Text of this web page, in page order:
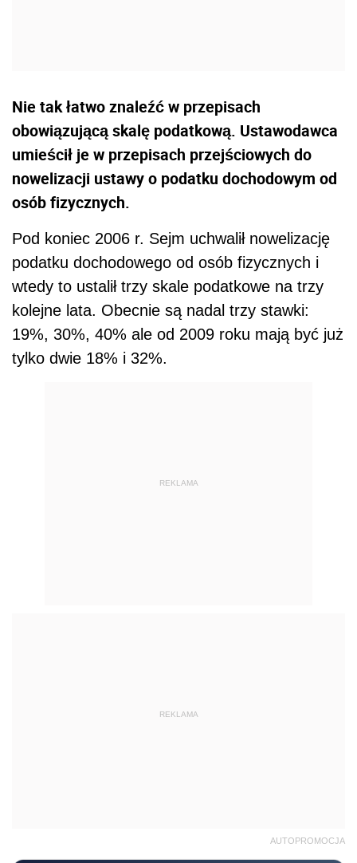
Nie tak łatwo znaleźć w przepisach
obowiązującą skalę podatkową. Ustawodawca
umieścił je w przepisach przejściowych do
nowelizacji ustawy o podatku dochodowym od
osób fizycznych.
Pod koniec 2006 r. Sejm uchwalił nowelizację
podatku dochodowego od osób fizycznych i
wtedy to ustalił trzy skale podatkowe na trzy
kolejne lata. Obecnie są nadal trzy stawki:
19%, 30%, 40% ale od 2009 roku mają być już
tylko dwie 18% i 32%.
REKLAMA
REKLAMA
AUTOPROMOCJA